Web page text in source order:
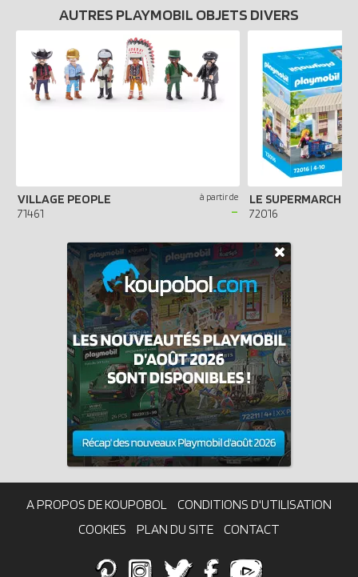
AUTRES PLAYMOBIL OBJETS DIVERS
VILLAGE PEOPLE
71461
à partir de
- 72016
A PROPOS DE KOUPOBOL
CONDITIONS D'UTILISATION
COOKIES
PLAN DU SITE CONTACT